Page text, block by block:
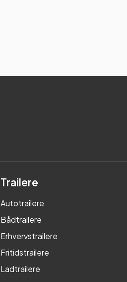
Trailere
Autotrailere
Bådtrailere
Erhvervstrailere
Fritidstrailere
Ladtrailere